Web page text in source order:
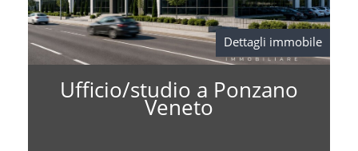
Dettagli immobile
Ufficio/studio a Ponzano
Veneto